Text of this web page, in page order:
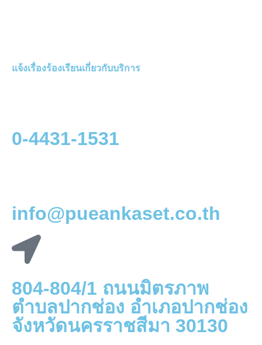
แจ้งเรื่องร้องเรียนเกี่ยวกับบริการ
0-4431-1531
info@pueankaset.co.th
804-804/1 ถนนมิตรภาพ
ตำบลปากช่อง อำเภอปากช่อง
จังหวัดนครราชสีมา 30130